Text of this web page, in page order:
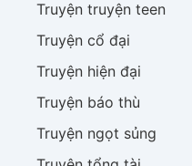
Truyệntruyện teen
Truyệncổ đại
Truyện hiện đại
Truyện báo thù
Truyện ngọt sủng